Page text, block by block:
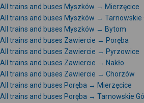
All trains and buses Myszków → Mierzęcice
All trains and buses Myszków → Tarnowskie
All trains and buses Myszków → Bytom
All trains and buses Zawiercie → Poręba
All trains and buses Zawiercie → Pyrzowice
All trains and buses Zawiercie → Nakło
All trains and buses Zawiercie → Chorzów
All trains and buses Poręba → Mierzęcice
All trains and buses Poręba → Tarnowskie